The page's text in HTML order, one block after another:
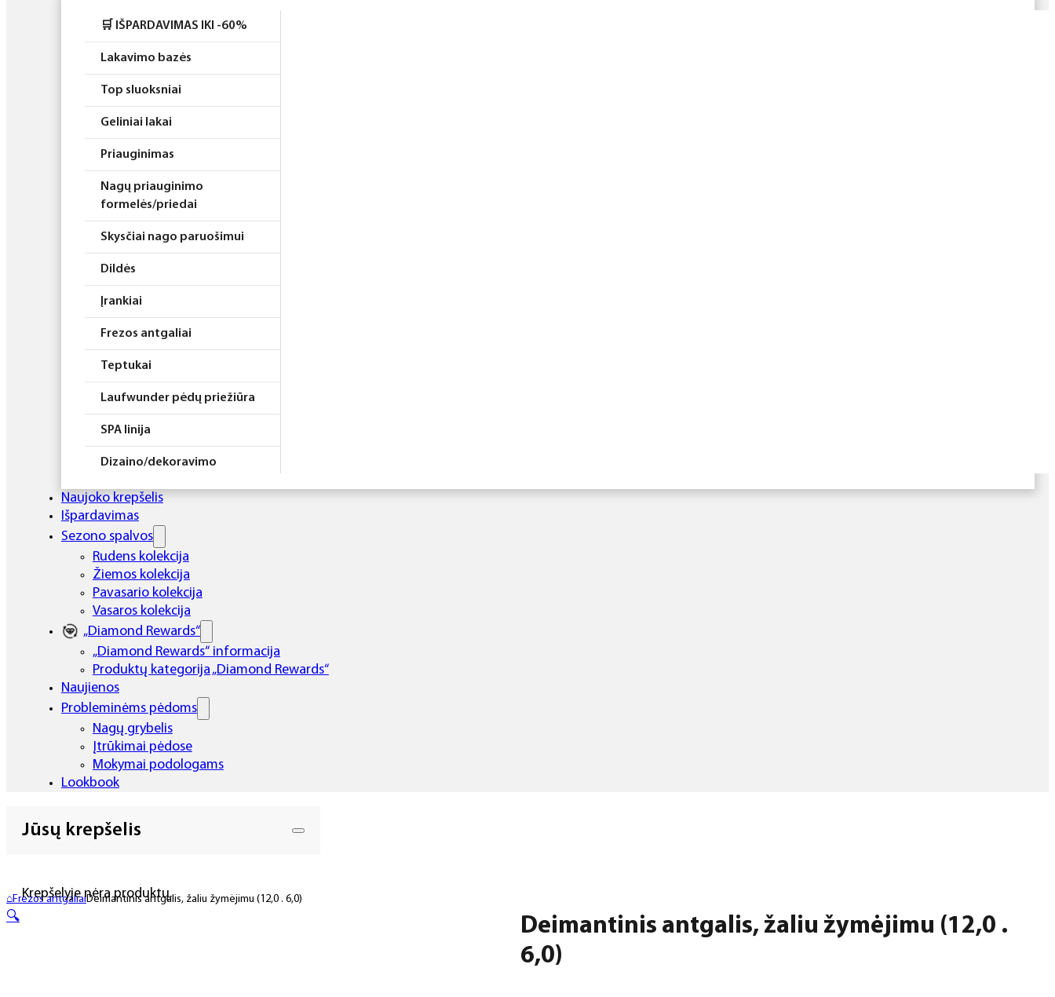
Rinkiniai
🛒 IŠPARDAVIMAS IKI -60%
Lakavimo bazės
Top sluoksniai
Geliniai lakai
Priauginimas
Nagų priauginimo
formelės/priedai
Skysčiai nago paruošimui
Dildės
Įrankiai
Frezos antgaliai
Teptukai
Laufwunder pėdų priežiūra
SPA linija
Dizaino/dekoravimo
Elektros prietaisai
Higiena
Atributika
Rinkiniai
Naujoko krepšelis
Išpardavimas
Sezono spalvos
Rudens kolekcija
Žiemos kolekcija
Pavasario kolekcija
Vasaros kolekcija
„Diamond Rewards“
„Diamond Rewards“ informacija
Produktų kategorija „Diamond Rewards“
Naujienos
Probleminėms pėdoms
Nagų grybelis
Įtrūkimai pėdose
Mokymai podologams
Lookbook
Jūsų krepšelis
Krepšelyje nėra produktų.
⌂Frezos antgaliaiDeimantinis antgalis, žaliu žymėjimu (12,0 . 6,0)
🔍
Deimantinis antgalis, žaliu žymėjimu (12,0 .
6,0)